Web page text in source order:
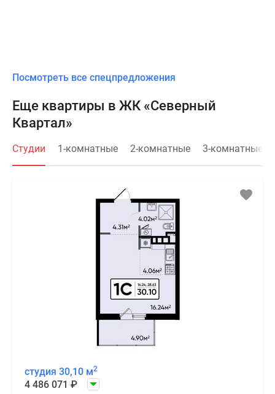
Посмотреть все спецпредложения
Еще квартиры в ЖК «Северный
Квартал»
Студии 1-комнатные 2-комнатные 3-комнатные
студия 30,10 м2
4 486 071 ₽